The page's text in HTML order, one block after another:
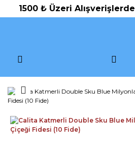
1500 ₺ Üzeri Alışverişlerde